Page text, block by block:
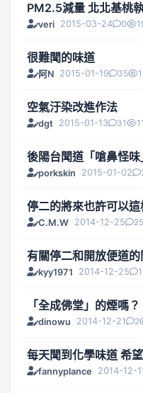
PM2.5減量 北北基桃
veri 2015-03-24 0
很難聞的味道
阿N 2015-01-19 35
空氣汙染改進作法
dgt 2015-01-13 31
後陽台聞道「嗆鼻怪味
porkskin 2015-01-02
停二的將來也許可以
C.M.W 2014-12-25 25
有關停二和開放便道
kyy1971 2014-12-25
「全成佛堂」的煙嗎？
dinowu 2014-12-21 2
每天聞到化學味道 希
fannyplance 2014-12-